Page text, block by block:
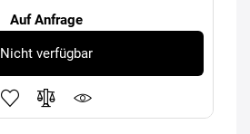
Auf Anfrage
Nicht verfügbar